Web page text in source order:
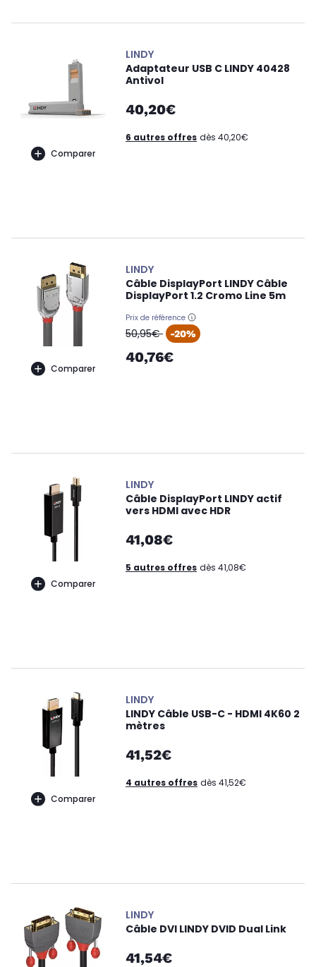
Comparer
LINDY
Adaptateur USB C LINDY 40428
Antivol
40,20€
6 autres offres dès 40,20€
Comparer
LINDY
Câble DisplayPort LINDY Câble
DisplayPort 1.2 Cromo Line 5m
Prix de référence
oldPrice
50,95€ -20%
40,76€
Comparer
LINDY
Câble DisplayPort LINDY actif
vers HDMI avec HDR
41,08€
5 autres offres dès 41,08€
Comparer
LINDY
LINDY Câble USB-C - HDMI 4K60 2
mètres
41,52€
4 autres offres dès 41,52€
LINDY
Câble DVI LINDY DVID Dual Link
41,54€